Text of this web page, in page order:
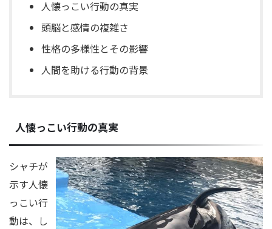
人懐っこい行動の真実
頭脳と感情の複雑さ
性格の多様性とその影響
人間を助ける行動の背景
人懐っこい行動の真実
シャチが
示す人懐
っこい行
動は、し